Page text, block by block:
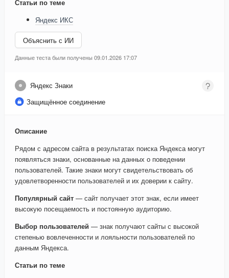
Статьи по теме
Яндекс ИКС
Объяснить с ИИ
Данные теста были получены 09.01.2026 17:07
Яндекс Знаки
Защищённое соединение
Описание
Рядом с адресом сайта в результатах поиска Яндекса могут
появляться знаки, основанные на данных о поведении
пользователей. Такие знаки могут свидетельствовать об
удовлетворенности пользователей и их доверии к сайту.
Популярный сайт — сайт получает этот знак, если имеет
высокую посещаемость и постоянную аудиторию.
Выбор пользователей — знак получают сайты с высокой
степенью вовлеченности и лояльности пользователей по
данным Яндекса.
Статьи по теме